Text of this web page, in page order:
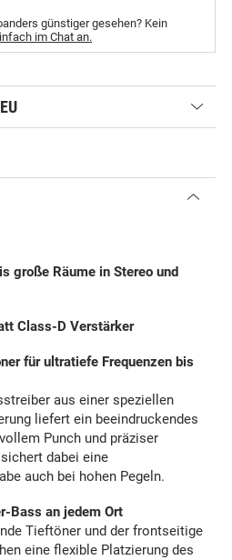
günstiger gesehen? Kein
im Chat an.
große Räume in Stereo und
Class-D Verstärker
für ultratiefe Frequenzen bis
aus einer speziellen
liefert ein beeindruckendes
Punch und präziser
dabei eine
auch bei hohen Pegeln.
Bass an jedem Ort
Tieftöner und der frontseitige
eine flexible Platzierung des